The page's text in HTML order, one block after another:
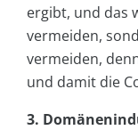
ergibt, und das
vermeiden,
vermeiden,
und damit die
3.